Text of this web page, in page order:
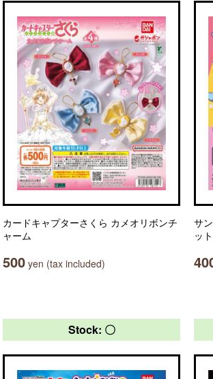
カードキャプターさくら カメオリボンチ
ャーム
500 yen (tax included)
サ
ット
Stock: 〇